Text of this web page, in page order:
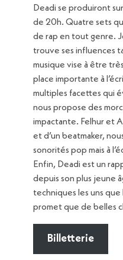
Deadi se produiront
de 20h. Quatre sets
de rap en tout genre.
trouve ses influences
musique vise à être
place importante à
multiples facettes qui
nous propose des
impactante. Felhur et
et d’un beatmaker,
sonorités pop mais à
Enfin, Deadi est un
depuis son plus jeune
techniques les uns
promet que de belles
Billetterie